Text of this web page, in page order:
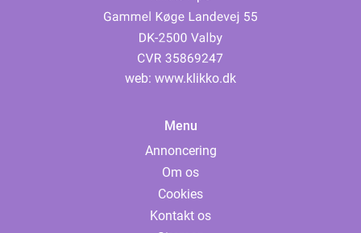
web: www.klikko.dk
Menu
Annoncering
Om os
Cookies
Kontakt os